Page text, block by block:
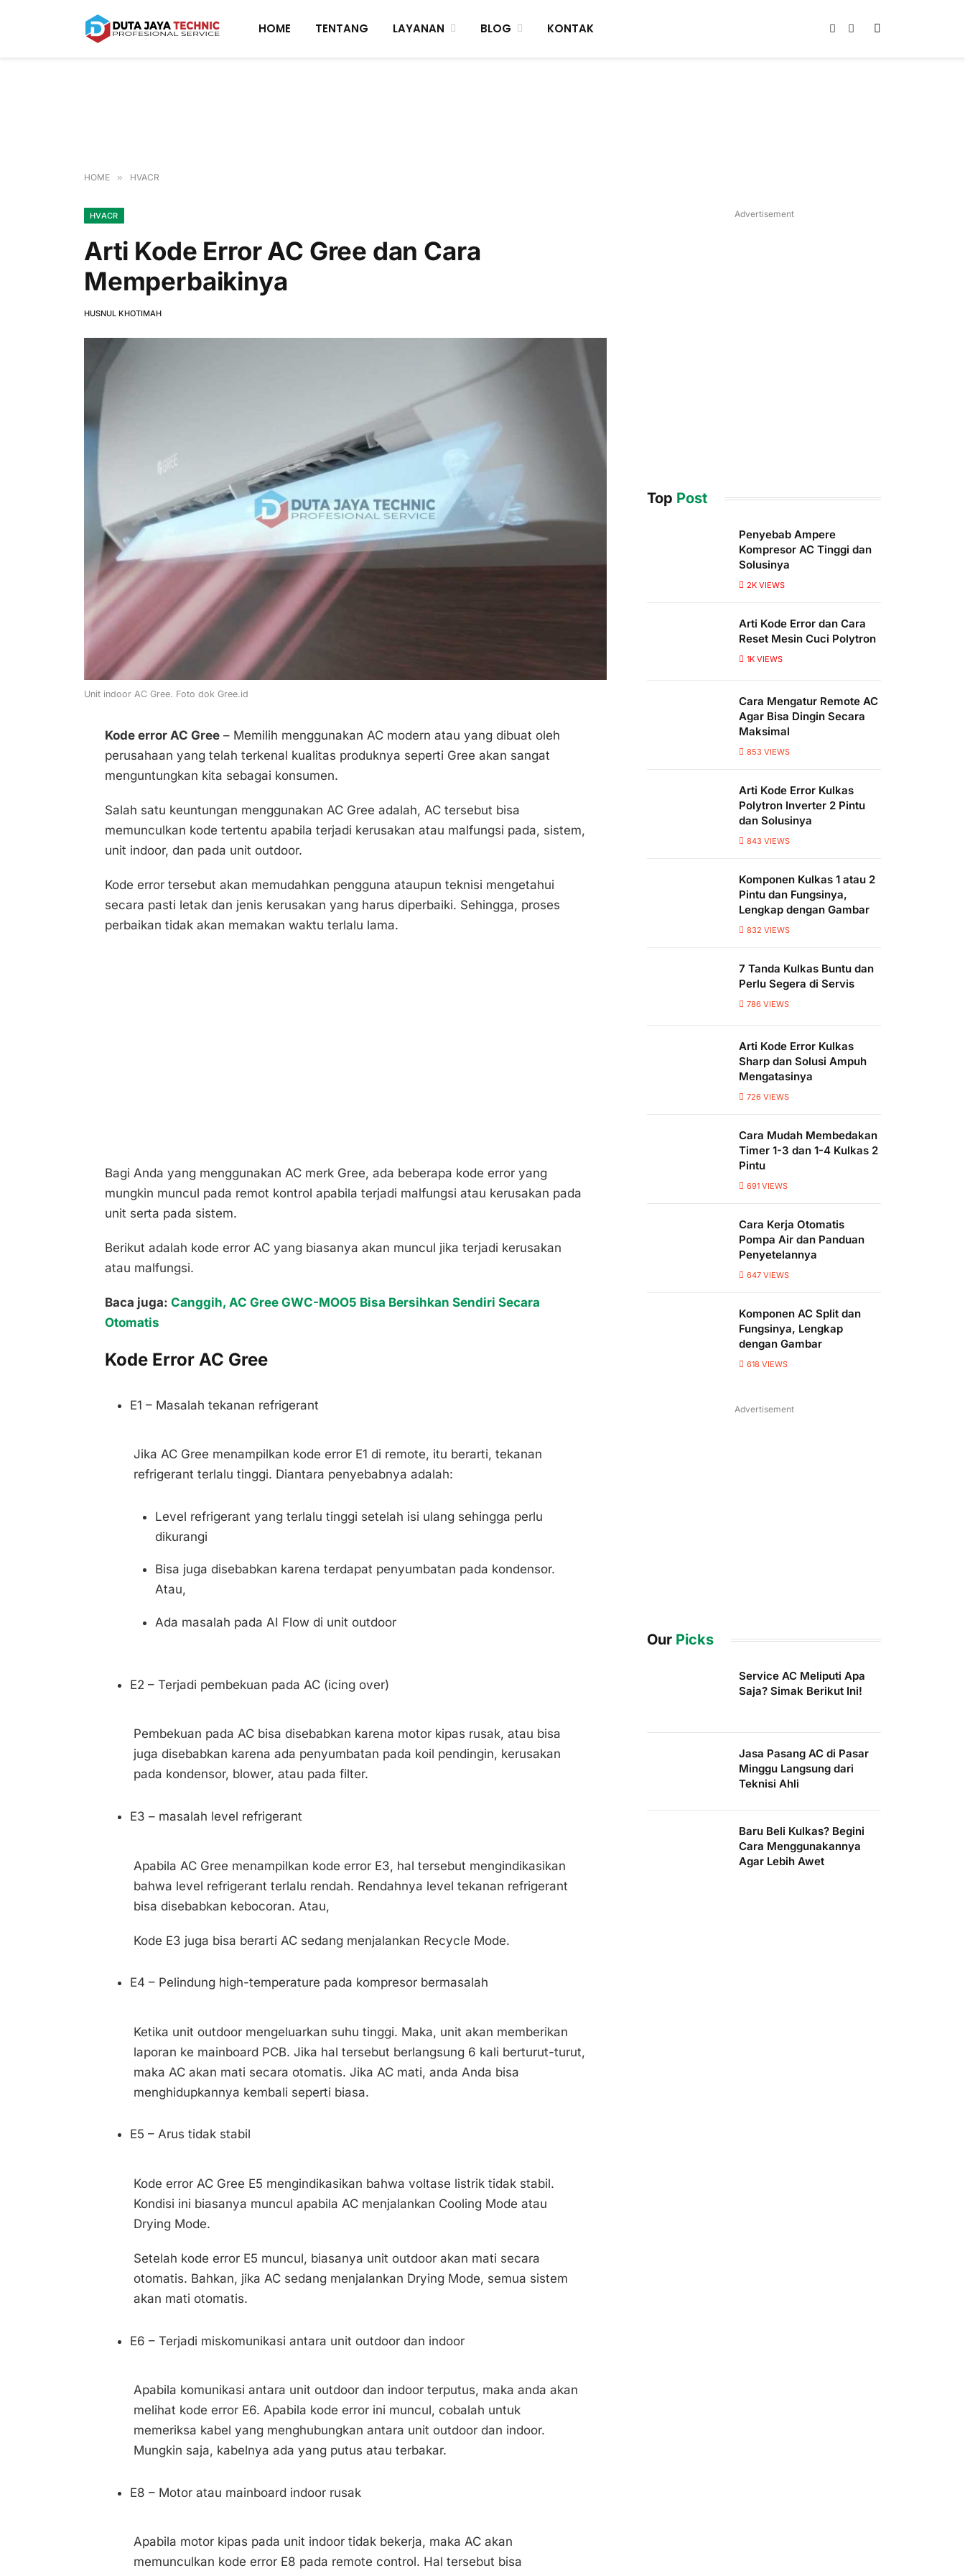
HOME TENTANG LAYANAN BLOG KONTAK Instagram
TikTok
HOME » HVACR
HVACR
Arti Kode Error AC Gree dan Cara
Memperbaikinya
HUSNUL KHOTIMAH
Unit indoor AC Gree. Foto dok Gree.id
Kode error AC Gree– Memilih menggunakan AC modern atau yang dibuat oleh
perusahaan yang telah terkenal kualitas produknya seperti Gree akan sangat
menguntungkan kita sebagai konsumen.
Salah satu keuntungan menggunakan AC Gree adalah, AC tersebut bisa
memunculkan kode tertentu apabila terjadi kerusakan atau malfungsi pada, sistem,
unit indoor, dan pada unit outdoor.
Kode error tersebut akan memudahkan pengguna ataupun teknisi mengetahui
secara pasti letak dan jenis kerusakan yang harus diperbaiki. Sehingga, proses
perbaikan tidak akan memakan waktu terlalu lama.
Bagi Anda yang menggunakan AC merk Gree, ada beberapa kode error yang
mungkin muncul pada remot kontrol apabila terjadi malfungsi atau kerusakan pada
unit serta pada sistem.
Berikut adalah kode error AC yang biasanya akan muncul jika terjadi kerusakan
atau malfungsi.
Baca juga: Canggih, AC Gree GWC-MOO5 Bisa Bersihkan Sendiri Secara
Otomatis
Kode Error AC Gree
E1 – Masalah tekanan refrigerant
Jika AC Gree menampilkan kode error E1 di remote, itu berarti, tekanan
refrigerant terlalu tinggi. Diantara penyebabnya adalah:
Level refrigerant yang terlalu tinggi setelah isi ulang sehingga perlu
dikurangi
Bisa juga disebabkan karena terdapat penyumbatan pada kondensor.
Atau,
Ada masalah pada AI Flow di unit outdoor
E2 – Terjadi pembekuan pada AC (icing over)
Pembekuan pada AC bisa disebabkan karena motor kipas rusak, atau bisa
juga disebabkan karena ada penyumbatan pada koil pendingin, kerusakan
pada kondensor, blower, atau pada filter.
E3 – masalah level refrigerant
Apabila AC Gree menampilkan kode error E3, hal tersebut mengindikasikan
bahwa level refrigerant terlalu rendah. Rendahnya level tekanan refrigerant
bisa disebabkan kebocoran. Atau,
Kode E3 juga bisa berarti AC sedang menjalankan Recycle Mode.
E4 – Pelindung high-temperature pada kompresor bermasalah
Ketika unit outdoor mengeluarkan suhu tinggi. Maka, unit akan memberikan
laporan ke mainboard PCB. Jika hal tersebut berlangsung 6 kali berturut-turut,
maka AC akan mati secara otomatis. Jika AC mati, anda Anda bisa
menghidupkannya kembali seperti biasa.
E5 – Arus tidak stabil
Kode error AC Gree E5 mengindikasikan bahwa voltase listrik tidak stabil.
Kondisi ini biasanya muncul apabila AC menjalankan Cooling Mode atau
Drying Mode.
Setelah kode error E5 muncul, biasanya unit outdoor akan mati secara
otomatis. Bahkan, jika AC sedang menjalankan Drying Mode, semua sistem
akan mati otomatis.
E6 – Terjadi miskomunikasi antara unit outdoor dan indoor
Apabila komunikasi antara unit outdoor dan indoor terputus, maka anda akan
melihat kode error E6. Apabila kode error ini muncul, cobalah untuk
memeriksa kabel yang menghubungkan antara unit outdoor dan indoor.
Mungkin saja, kabelnya ada yang putus atau terbakar.
E8 – Motor atau mainboard indoor rusak
Apabila motor kipas pada unit indoor tidak bekerja, maka AC akan
memunculkan kode error E8 pada remote control. Hal tersebut bisa
Advertisement
Top Post
Penyebab Ampere
Kompresor AC Tinggi dan
Solusinya
2K VIEWS
Arti Kode Error dan Cara
Reset Mesin Cuci Polytron
1K VIEWS
Cara Mengatur Remote AC
Agar Bisa Dingin Secara
Maksimal
853 VIEWS
Arti Kode Error Kulkas
Polytron Inverter 2 Pintu
dan Solusinya
843 VIEWS
Komponen Kulkas 1 atau 2
Pintu dan Fungsinya,
Lengkap dengan Gambar
832 VIEWS
7 Tanda Kulkas Buntu dan
Perlu Segera di Servis
786 VIEWS
Arti Kode Error Kulkas
Sharp dan Solusi Ampuh
Mengatasinya
726 VIEWS
Cara Mudah Membedakan
Timer 1-3 dan 1-4 Kulkas 2
Pintu
691 VIEWS
Cara Kerja Otomatis
Pompa Air dan Panduan
Penyetelannya
647 VIEWS
Komponen AC Split dan
Fungsinya, Lengkap
dengan Gambar
618 VIEWS
Advertisement
Our Picks
Service AC Meliputi Apa
Saja? Simak Berikut Ini!
Jasa Pasang AC di Pasar
Minggu Langsung dari
Teknisi Ahli
Baru Beli Kulkas? Begini
Cara Menggunakannya
Agar Lebih Awet